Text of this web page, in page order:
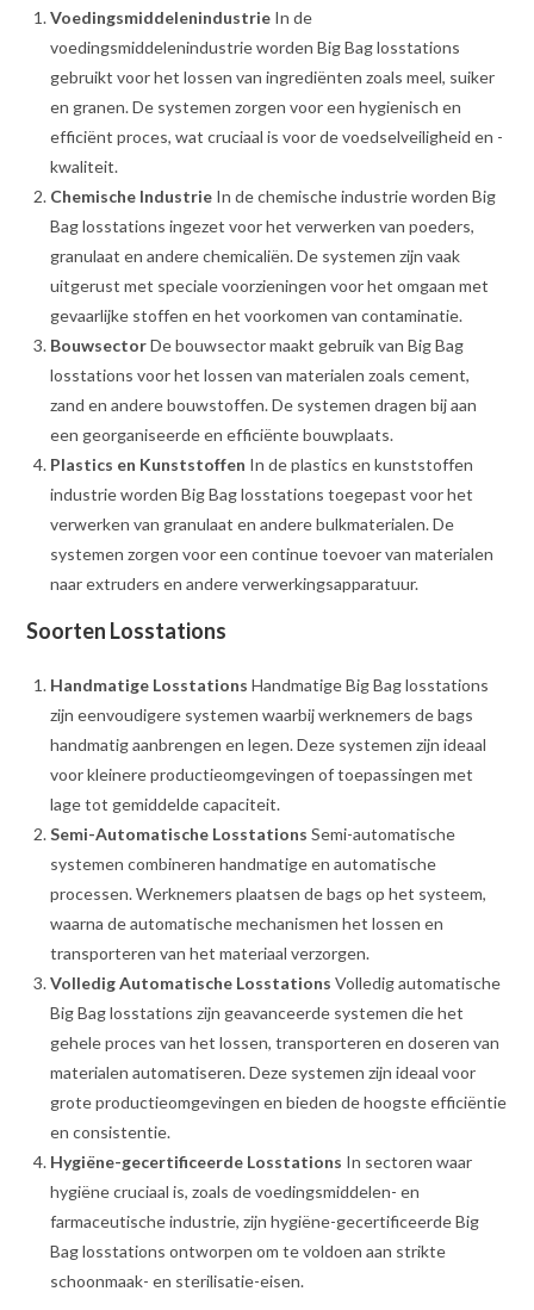
Voedingsmiddelenindustrie In de
voedingsmiddelenindustrie worden Big Bag losstations
gebruikt voor het lossen van ingrediënten zoals meel, suiker
en granen. De systemen zorgen voor een hygienisch en
efficiënt proces, wat cruciaal is voor de voedselveiligheid en -
kwaliteit.
Chemische Industrie In de chemische industrie worden Big
Bag losstations ingezet voor het verwerken van poeders,
granulaat en andere chemicaliën. De systemen zijn vaak
uitgerust met speciale voorzieningen voor het omgaan met
gevaarlijke stoffen en het voorkomen van contaminatie.
BouwsectorDe bouwsector maakt gebruik van Big Bag
losstations voor het lossen van materialen zoals cement,
zand en andere bouwstoffen. De systemen dragen bij aan
een georganiseerde en efficiënte bouwplaats.
Plastics en Kunststoffen In de plastics en kunststoffen
industrie worden Big Bag losstations toegepast voor het
verwerken van granulaat en andere bulkmaterialen. De
systemen zorgen voor een continue toevoer van materialen
naar extruders en andere verwerkingsapparatuur.
Soorten Losstations
Handmatige Losstations Handmatige Big Bag losstations
zijn eenvoudigere systemen waarbij werknemers de bags
handmatig aanbrengen en legen. Deze systemen zijn ideaal
voor kleinere productieomgevingen of toepassingen met
lage tot gemiddelde capaciteit.
Semi-Automatische Losstations Semi-automatische
systemen combineren handmatige en automatische
processen. Werknemers plaatsen de bags op het systeem,
waarna de automatische mechanismen het lossen en
transporteren van het materiaal verzorgen.
Volledig Automatische Losstations Volledig automatische
Big Bag losstations zijn geavanceerde systemen die het
gehele proces van het lossen, transporteren en doseren van
materialen automatiseren. Deze systemen zijn ideaal voor
grote productieomgevingen en bieden de hoogste efficiëntie
en consistentie.
Hygiëne-gecertificeerde Losstations In sectoren waar
hygiëne cruciaal is, zoals de voedingsmiddelen- en
farmaceutische industrie, zijn hygiëne-gecertificeerde Big
Bag losstations ontworpen om te voldoen aan strikte
schoonmaak- en sterilisatie-eisen.